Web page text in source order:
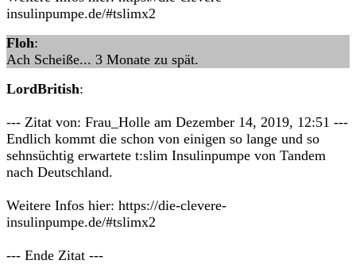
insulinpumpe.de/#tslimx2
Floh:
Ach Scheiße... 3 Monate zu spät.
LordBritish:
--- Zitat von: Frau_Holle am Dezember 14, 2019, 12:51 ---
Endlich kommt die schon von einigen so lange und so
sehnsüchtig erwartete t:slim Insulinpumpe von Tandem
nach Deutschland.
Weitere Infos hier: https://die-clevere-
insulinpumpe.de/#tslimx2
--- Ende Zitat ---